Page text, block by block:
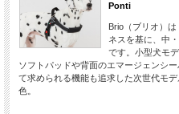
Ponti
Brio（ブリオ）
ネスを基に、中
です。小型犬モ
ソフトパッドや背面のエマージェンシ
て求められる機能も追求した次世代モ
色。